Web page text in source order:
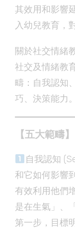
其效用和影響
入幼兒教育，
關於社交情緒
社交及情緒教
疇：自我認知
巧、決策能力。
【五大範疇】
自我認知
和它如何影響
有效利用他們
是在生氣」、
第一步，目標